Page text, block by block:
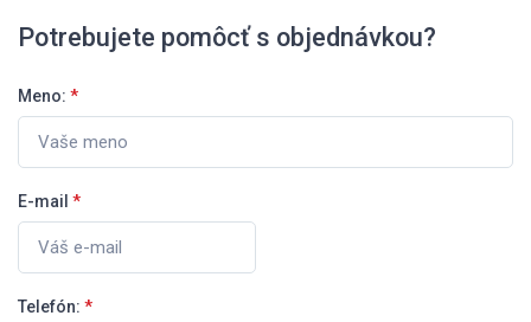
Potrebujete pomôcť s objednávkou?
Meno: *
E-mail *
Telefón: *